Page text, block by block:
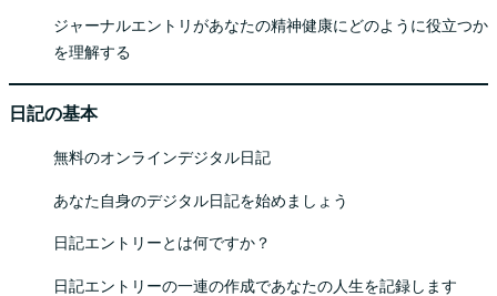
ジャーナルエントリがあなたの精神健康にどのように役立つか
を理解する
日記の基本
無料のオンラインデジタル日記
あなた自身のデジタル日記を始めましょう
日記エントリーとは何ですか？
日記エントリーの一連の作成であなたの人生を記録します